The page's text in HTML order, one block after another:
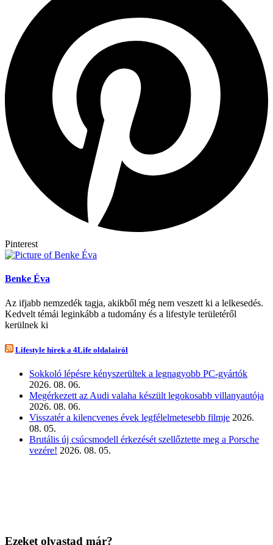
Pinterest
Benke Éva
Az ifjabb nemzedék tagja, akikből még nem veszett ki a lelkesedés.
Kedvelt témái leginkább a tudomány és a lifestyle területéről
kerülnek ki
Lifestyle hírek a 4Life oldalairól
Sokkoló lépésre kényszerültek a legnagyobb PC-gyártók
2026. 08. 06.
Megérkezett az Audi valaha készült legokosabb villanyautója
2026. 08. 06.
Visszatér a kilencvenes évek legfélelmetesebb filmje 2026.
08. 05.
Brutális új csúcsmodell érkezését szellőztette meg a Porsche
vezére! 2026. 08. 05.
Ezeket olvastad már?